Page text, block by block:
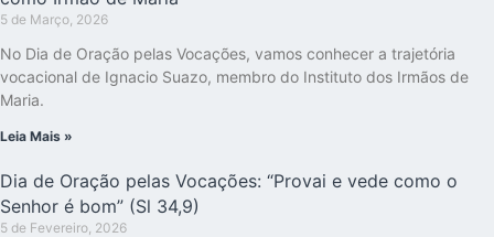
5 de Março, 2026
No Dia de Oração pelas Vocações, vamos conhecer a trajetória
vocacional de Ignacio Suazo, membro do Instituto dos Irmãos de
Maria.
Leia Mais »
Dia de Oração pelas Vocações: “Provai e vede como o
Senhor é bom” (Sl 34,9)
5 de Fevereiro, 2026